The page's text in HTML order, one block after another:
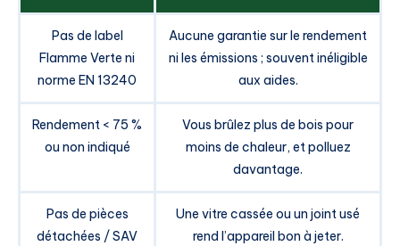
Pas de label
Flamme Verte ni
norme EN 13240
Aucune garantie sur le rendement
ni les émissions ; souvent inéligible
aux aides.
Rendement < 75 %
ou non indiqué
Vous brûlez plus de bois pour
moins de chaleur, et polluez
davantage.
Pas de pièces
détachées / SAV
Une vitre cassée ou un joint usé
rend l’appareil bon à jeter.